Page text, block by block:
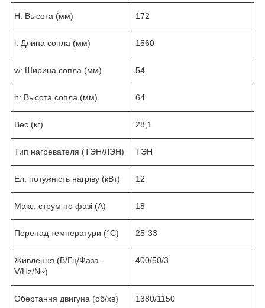
H: Высота (мм) 172
l: Длина сопла (мм) 1560
w: Ширина сопла (мм) 54
h: Высота сопла (мм) 64
Вес (кг) 28,1
Тип нагревателя (ТЭН/ЛЭН) ТЭН
Ел. потужність нагріву (кВт) 12
Макс. струм по фазі (А) 18
Перепад температури (°C) 25-33
Живлення (В/Гц/Фаза -
V/Hz/N~)
400/50/3
Обертання двигуна (об/хв) 1380/1150